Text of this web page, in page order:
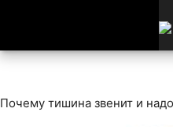
Почему тишина звенит и